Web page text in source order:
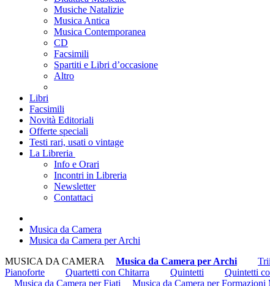
Musiche Natalizie
Musica Antica
Musica Contemporanea
CD
Facsimili
Spartiti e Libri d’occasione
Altro
Libri
Facsimili
Novità Editoriali
Offerte speciali
Testi rari, usati o vintage
La Libreria
Info e Orari
Incontri in Libreria
Newsletter
Contattaci
Musica da Camera
Musica da Camera per Archi
MUSICA DA CAMERA
Musica da Camera per Archi Trii
Pianoforte
Quartetti con Chitarra Quintetti Quintetti
Musica da Camera per Fiati
Musica da Camera per Formazioni